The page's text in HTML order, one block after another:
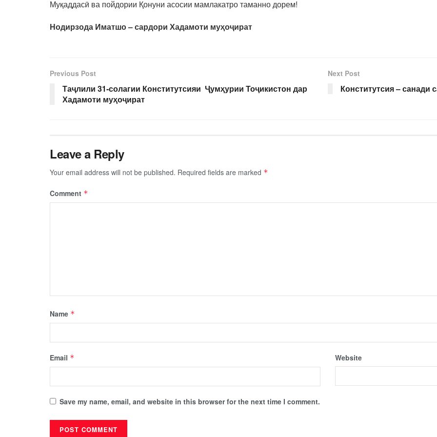
Муқаддасӣ ва пойдории Қонуни асосии мамлакатро таманно дорем!
Нодирзода Иматшо – сардори Хадамоти муҳоҷират
Previous Post
Таҷлили 31-солагии Конститутсияи Ҷумҳурии Тоҷикистон дар
Хадамоти муҳоҷират
Next Post
Конститутсия – санади
Leave a Reply
Your email address will not be published. Required fields are marked *
Comment *
Name *
Email * Website
Save my name, email, and website in this browser for the next time I comment.